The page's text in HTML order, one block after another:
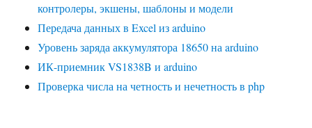
контролеры, экшены, шаблоны и модели
Передача данных в Excel из arduino
Уровень заряда аккумулятора 18650 на arduino
ИК-приемник VS1838B и arduino
Проверка числа на четность и нечетность в php